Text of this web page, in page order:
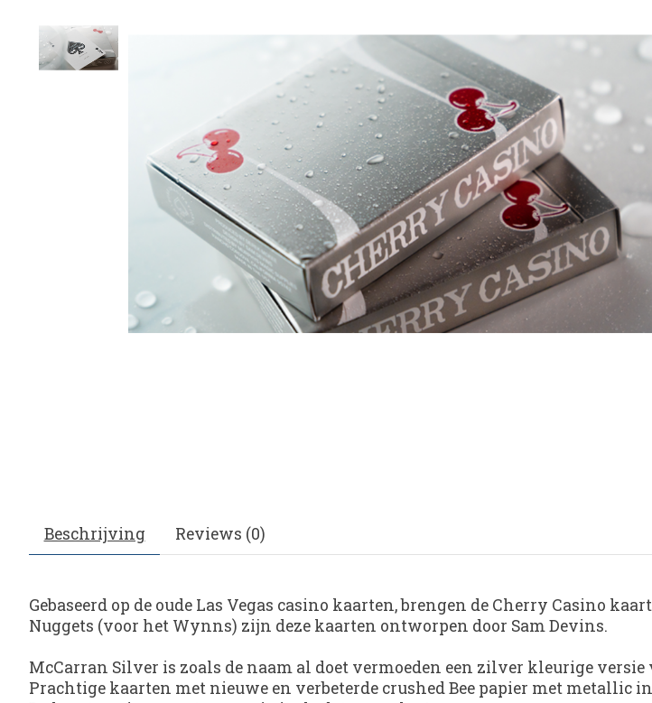
Beschrijving Reviews (0)
Gebaseerd op de oude Las Vegas casino kaarten, brengen de Cherry Casino
Nuggets (voor het Wynns) zijn deze kaarten ontworpen door Sam Devins.
McCarran Silver is zoals de naam al doet vermoeden een zilver kleurige versie
Prachtige kaarten met nieuwe en verbeterde crushed Bee papier met metallic